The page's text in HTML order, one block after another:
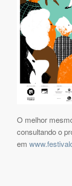
O melhor
consultando o
em